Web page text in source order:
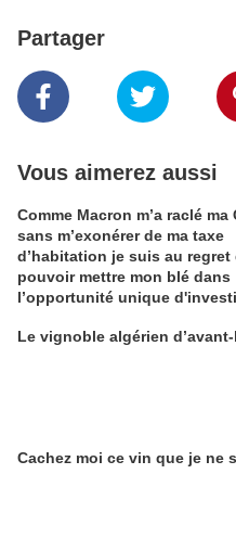
Partager
Vous aimerez aussi
Comme Macron m’a raclé ma
sans m’exonérer de ma taxe
d’habitation je suis au regret
pouvoir mettre mon blé dans
l’opportunité unique
Alain Edouard
Le vignoble algérien
Cachez moi ce vin que je ne